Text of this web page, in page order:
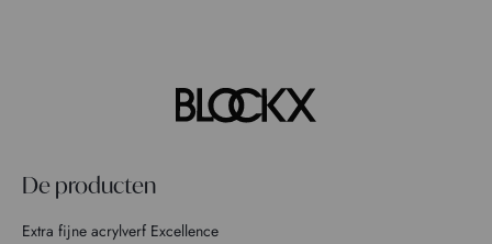
De producten
Extra fijne acrylverf Excellence